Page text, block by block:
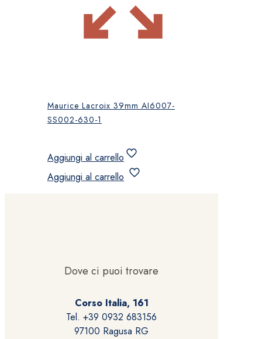
Maurice Lacroix 39mm AI6007-
SS002-630-1
Aggiungi al carrello
Aggiungi al carrello
Dove ci puoi trovare
Corso Italia, 161
Tel. +39 0932 683156
97100 Ragusa RG